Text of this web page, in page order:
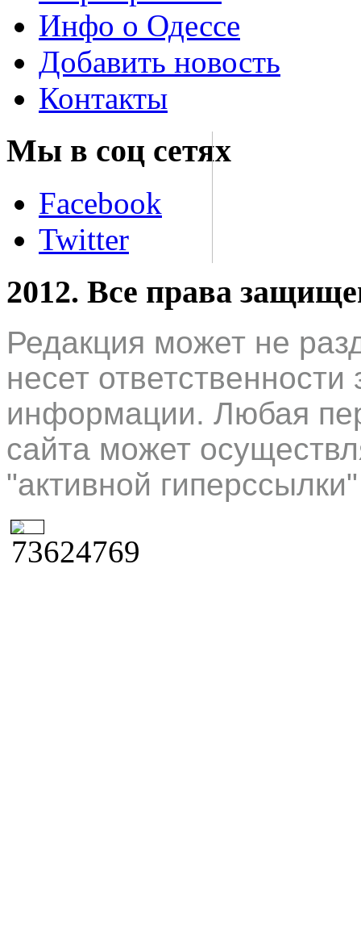
Инфо о Одессе
Добавить новость
Контакты
Мы в соц сетях
Facebook
Twitter
2012. Все права
Редакция может не
несет
информации. Любая
сайта может
"активной